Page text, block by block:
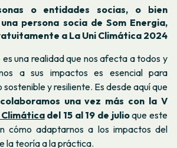
o entidades socias, o bien
persona socia de Som Energia,
a La Uni Climática 2024
una realidad que nos afecta a todos y
a sus impactos es esencial para
y resiliente. Es desde aquí que
una vez más con la V
Climáticadel 15 al 19 de julioque este
cómo adaptarnos a los impactos del
la teoría a la práctica.